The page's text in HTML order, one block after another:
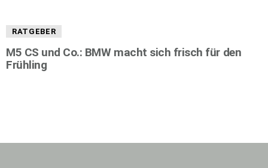
RATGEBER
M5 CS und Co.: BMW macht sich frisch für den
Frühling